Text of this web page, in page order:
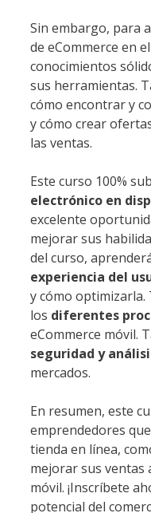
Sin embargo, para
de eCommerce en
conocimientos
sus herramientas.
cómo encontrar y
y cómo crear
las ventas.
Este curso 100%
electrónico en
excelente
mejorar sus
del curso,
experiencia del
y cómo
los diferentes
eCommerce móvil.
seguridad y
mercados.
En resumen, este
emprendedores
tienda en línea,
mejorar sus ventas
móvil. ¡Inscríbete
potencial del